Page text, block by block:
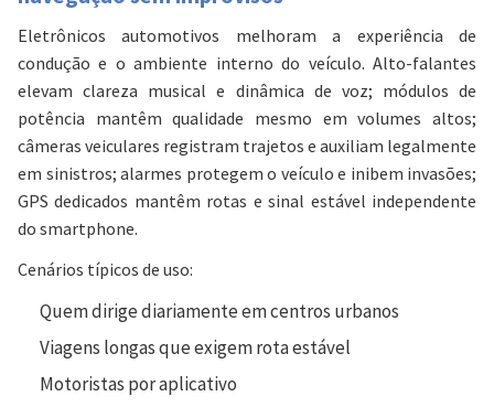
Eletrônicos automotivos melhoram a experiência de
condução e o ambiente interno do veículo. Alto-falantes
elevam clareza musical e dinâmica de voz; módulos de
potência mantêm qualidade mesmo em volumes altos;
câmeras veiculares registram trajetos e auxiliam legalmente
em sinistros; alarmes protegem o veículo e inibem invasões;
GPS dedicados mantêm rotas e sinal estável independente
do smartphone.
Cenários típicos de uso:
Quem dirige diariamente em centros urbanos
Viagens longas que exigem rota estável
Motoristas por aplicativo